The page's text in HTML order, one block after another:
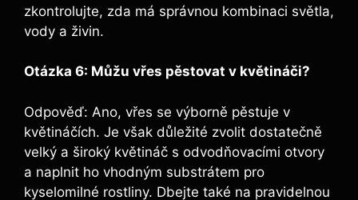
zkontrolujte, zda má správnou kombinaci světla,
vody a živin.
Otázka 6: Můžu vřes pěstovat v květináči?
Odpověď: Ano, vřes se výborně pěstuje v
květináčích. Je však důležité zvolit dostatečně
velký a široký květináč s odvodňovacími otvory
a naplnit ho vhodným substrátem pro
kyselomilné rostliny. Dbejte také na pravidelnou